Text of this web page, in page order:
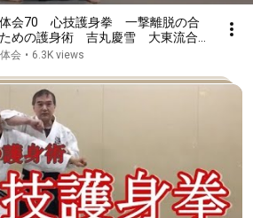
会70 心技護身拳 一撃離脱の合
めの護身術 吉丸慶雪 大東流合気
田惣角 佐川幸義 吉丸慶雪 合気
会 • 6.3K views